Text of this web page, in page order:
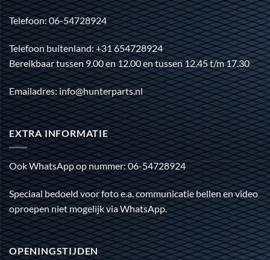
Telefoon: 06-54728924
Telefoon buitenland: +31 654728924
Bereikbaar tussen 9.00 en 12.00 en tussen 12.45 t/m 17.30
Emailadres: info@hunterparts.nl
EXTRA INFORMATIE
Ook WhatsApp op nummer: 06-54728924
Speciaal bedoeld voor foto e.a. communicatie bellen en video
oproepen niet mogelijk via WhatsApp.
OPENINGSTIJDEN